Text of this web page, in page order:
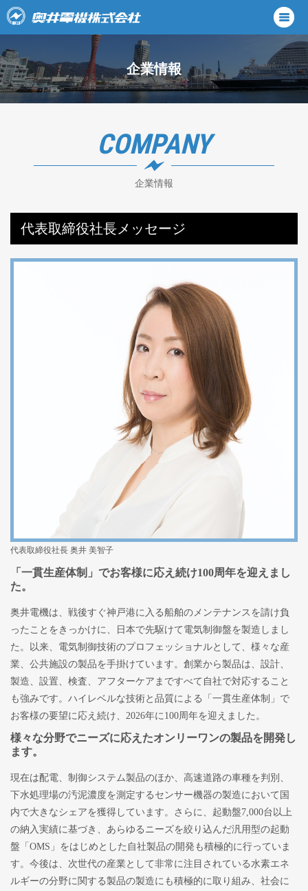
企業情報
COMPANY
企業情報
代表取締役社長メッセージ
代表取締役社長 奥井 美智子
「一貫生産体制」でお客様に応え続け100周年を迎えまし
た。
奥井電機は、戦後すぐ神戸港に入る船舶のメンテナンスを請け負
ったことをきっかけに、日本で先駆けて電気制御盤を製造しまし
た。以来、電気制御技術のプロフェッショナルとして、様々な産
業、公共施設の製品を手掛けています。創業から製品は、設計、
製造、設置、検査、アフターケアまですべて自社で対応すること
も強みです。ハイレベルな技術と品質による「一貫生産体制」で
お客様の要望に応え続け、2026年に100周年を迎えました。
様々な分野でニーズに応えたオンリーワンの製品を開発し
ます。
現在は配電、制御システム製品のほか、高速道路の車種を判別、
下水処理場の汚泥濃度を測定するセンサー機器の製造において国
内で大きなシェアを獲得しています。さらに、起動盤7,000台以上
の納入実績に基づき、あらゆるニーズを絞り込んだ汎用型の起動
盤「OMS」をはじめとした自社製品の開発も積極的に行っていま
す。今後は、次世代の産業として非常に注目されている水素エネ
ルギーの分野に関する製品の製造にも積極的に取り組み、社会に